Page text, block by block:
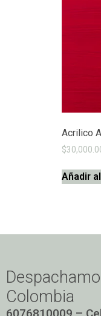
Acrilico
$
Añadir
Colombia